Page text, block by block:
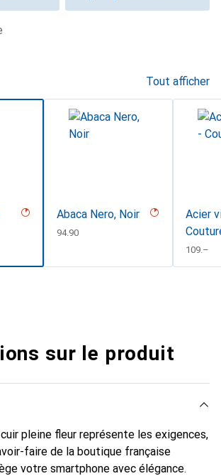
Tout afficher
Abaca Nero, Noir
CHF
94.90
Acier
CHF
109.–
sur le produit
pleine fleur représente les exigences,
faire de la boutique française
votre smartphone avec élégance.